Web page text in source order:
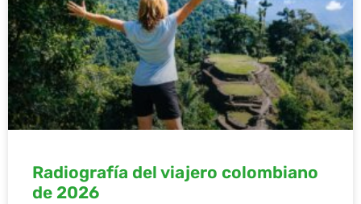
Radiografía del viajero colombiano
de 2026